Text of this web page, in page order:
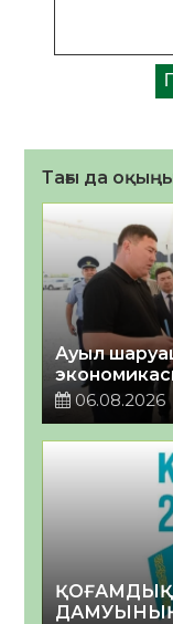
Тағы да
Ауыл
06.08.2026
ҚОҒАМДЫҚ
ДАМУЫНЫҢ